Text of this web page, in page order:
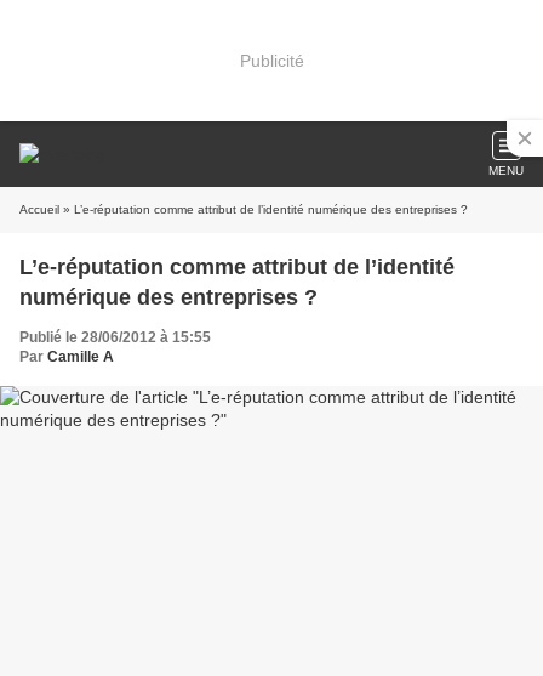
Publicité
MENU
Accueil » L’e-réputation comme attribut de l’identité numérique des entreprises ?
L’e-réputation comme attribut de l’identité
numérique des entreprises ?
Publié le 28/06/2012 à 15:55
Par Camille A